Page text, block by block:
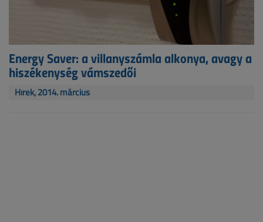
Energy Saver: a villanyszámla alkonya, avagy a
hiszékenység vámszedői
Hírek, 2014. március